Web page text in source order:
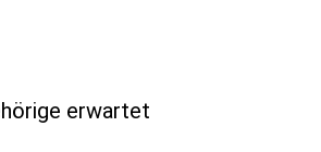
erwartet